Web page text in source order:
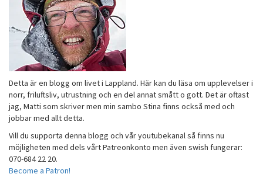
Detta är en blogg om livet i Lappland. Här kan du läsa om upplevelser i
norr, friluftsliv, utrustning och en del annat smått o gott. Det är oftast
jag, Matti som skriver men min sambo Stina finns också med och
jobbar med allt detta.
Vill du supporta denna blogg och vår youtubekanal så finns nu
möjligheten med dels vårt Patreonkonto men även swish fungerar:
070-684 22 20.
Become a Patron!